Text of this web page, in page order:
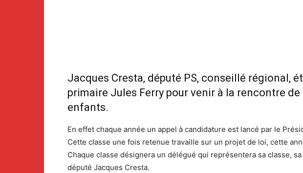
Jacques Cresta, député PS, conseillé régional,
primaire Jules Ferry pour venir à la rencontre
enfants.
En effet chaque année un appel à candidature est lancé par le
Cette classe une fois retenue travaille sur un projet de loi, cette
Chaque classe désignera un délégué qui représentera sa classe,
député Jacques Cresta.